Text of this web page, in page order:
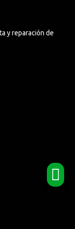
y reparación de